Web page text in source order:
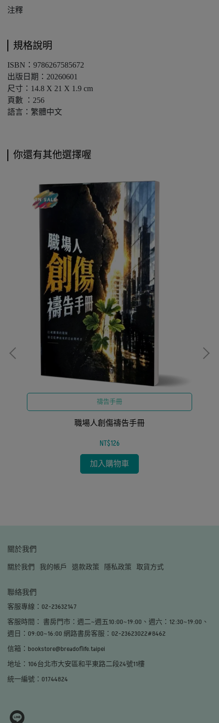
注釋
規格說明
ISBN：9786267585672
出版日期：20260601
尺寸：14.8 X 21 X 1.9 cm
頁數 ：256
語言：繁體中文
你還有其他選擇喔
禱告手冊
職場人創傷禱告手冊
NT$126
加入購物車
關於我們
關於我們 我的帳戶 退款政策 隱私政策 取貨方式
聯絡我們
客服專線：02-23632147
客服時間： 書房門市：週二~週五10:00~19:00、週六：12:30~19:00、
週日：09:00~16:00 網路書房客服：02-23623022#8462
信箱：bookstore@breadoflife.taipei
地址：106台北市大安區和平東路二段24號11樓
統一編號：01744824